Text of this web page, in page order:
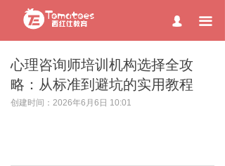
끀
넙
心理咨询师培训机构选择全攻
略：从标准到避坑的实用教程
创建时间： 2026年6月6日 10:01